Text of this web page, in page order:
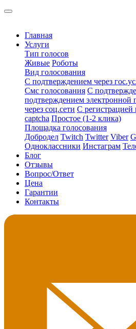
Главная
Услуги
Тип голосов
Живые Роботы
Вид голосования
С подтверждением через
Смс голосования С
подтверждением электронной
через соц.сети С регистрацией
captcha Простое (1-2 клика)
Площадка голосования
Добродел Twitch Twitter Viber
Одноклассники Инстаграм
Блог
Отзывы
Вопрос/Ответ
Цена
Гарантии
Контакты